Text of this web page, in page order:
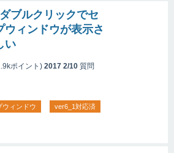
ブルクリックでセ
ウィンドウが表示さ
い
ポイント) 2017 2/10 質問
ウィンドウ ver6_1対応済